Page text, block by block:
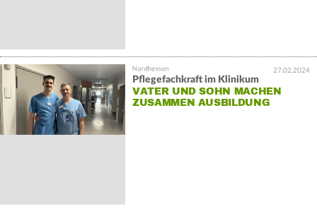
27.02.2024
Pflegefachkraft im Klinikum
VATER UND SOHN MACHEN
ZUSAMMEN AUSBILDUNG